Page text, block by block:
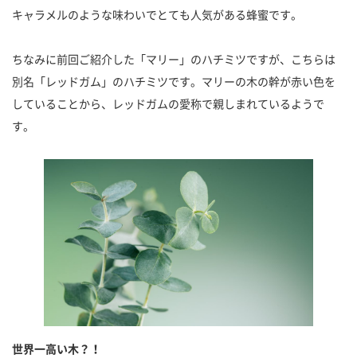
キャラメルのような味わいでとても人気がある蜂蜜です。
ちなみに前回ご紹介した「マリー」のハチミツですが、こちらは
別名「レッドガム」のハチミツです。マリーの木の幹が赤い色を
していることから、レッドガムの愛称で親しまれているようで
す。
世界一高い木？！